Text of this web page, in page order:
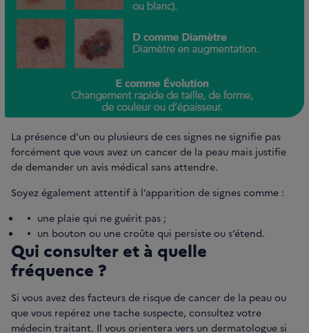
La présence d’un ou plusieurs de ces signes ne signifie pas
forcément que vous avez un cancer de la peau mais justifie
de demander un avis médical sans attendre.
Soyez également attentif à l’apparition de signes comme :
une plaie qui ne guérit pas ;
un bouton ou une croûte qui persiste ou s’étend.
Qui consulter et à quelle
fréquence ?
Si vous avez des facteurs de risque de cancer de la peau ou
que vous repérez une tache suspecte, consultez votre
médecin traitant. Il vous orientera vers un dermatologue si